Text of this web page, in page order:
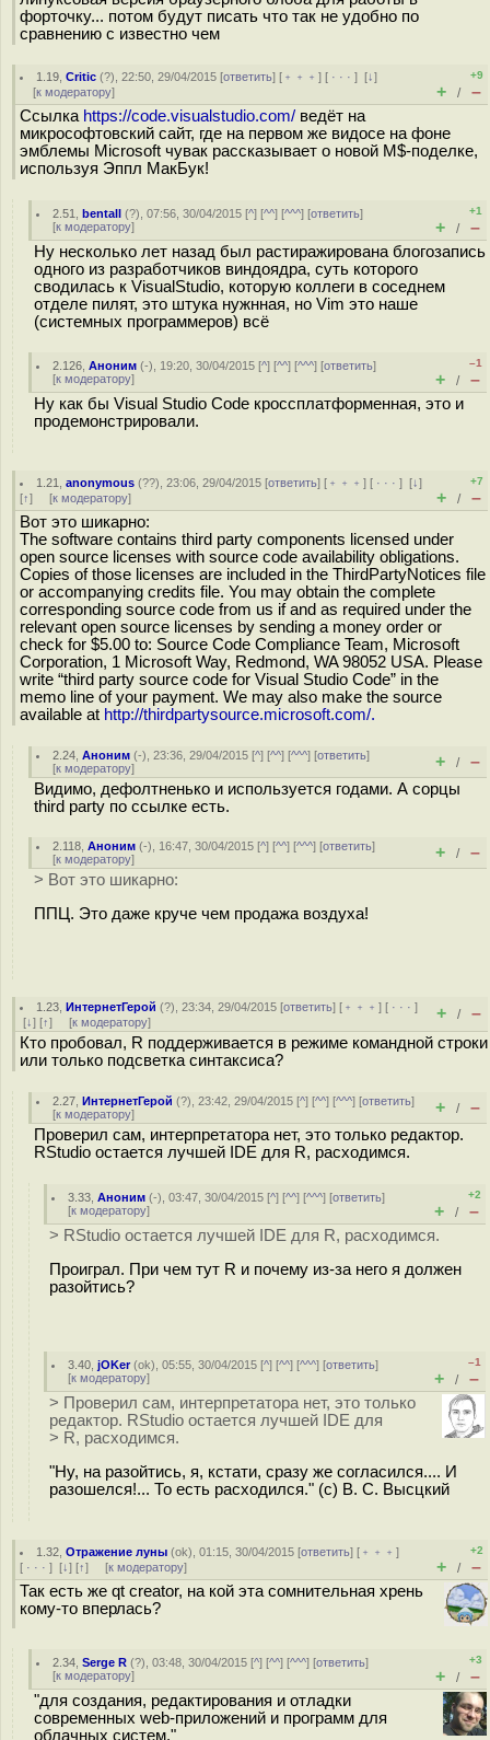
форточку... потом будут писать что так не удобно по
сравнению с известно чем
1.19 ,Critic (?), 22:50, 29/04/2015 [ответить] [ ﹢﹢﹢] [ · · ·][↓]
[к модератору]
+9
+ / –
Ссылка https://code.visualstudio.com/ ведёт на
микрософтовский сайт, где на первом же видосе на фоне
эмблемы Microsoft чувак рассказывает о новой M$-поделке,
используя Эппл МакБук!
2.51 ,bentall (?), 07:56, 30/04/2015 [^] [^^] [^^^] [ответить]
[к модератору]
+1
+ / –
Ну несколько лет назад был растиражирована блогозапись
одного из разработчиков виндоядра, суть которого
сводилась к VisualStudio, которую коллеги в соседнем
отделе пилят, это штука нужнная, но Vim это наше
(системных программеров) всё
2.126 ,Аноним (-), 19:20, 30/04/2015 [^] [^^] [^^^] [ответить]
[к модератору]
–1
+ / –
Ну как бы Visual Studio Code кроссплатформенная, это и
продемонстрировали.
1.21 ,anonymous (??), 23:06, 29/04/2015 [ответить] [ ﹢﹢﹢] [ · · ·][↓]
[↑] [к модератору]
+7
+ / –
Вот это шикарно:
The software contains third party components licensed under
open source licenses with source code availability obligations.
Copies of those licenses are included in the ThirdPartyNotices file
or accompanying credits file. You may obtain the complete
corresponding source code from us if and as required under the
relevant open source licenses by sending a money order or
check for $5.00 to: Source Code Compliance Team, Microsoft
Corporation, 1 Microsoft Way, Redmond, WA 98052 USA. Please
write “third party source code for Visual Studio Code” in the
memo line of your payment. We may also make the source
available at http://thirdpartysource.microsoft.com/.
2.24 ,Аноним (-), 23:36, 29/04/2015 [^] [^^] [^^^] [ответить]
[к модератору] + / –
Видимо, дефолтненько и используется годами. А сорцы
third party по ссылке есть.
2.118 ,Аноним (-), 16:47, 30/04/2015 [^] [^^] [^^^] [ответить]
[к модератору] + / –
> Вот это шикарно:
ППЦ. Это даже круче чем продажа воздуха!
1.23 ,ИнтернетГерой (?), 23:34, 29/04/2015 [ответить] [ ﹢﹢﹢] [ · · ·]
[↓] [↑] [к модератору] + / –
Кто пробовал, R поддерживается в режиме командной строки
или только подсветка синтаксиса?
2.27 ,ИнтернетГерой (?), 23:42, 29/04/2015 [^] [^^] [^^^] [ответить]
[к модератору] + / –
Проверил сам, интерпретатора нет, это только редактор.
RStudio остается лучшей IDE для R, расходимся.
3.33 ,Аноним (-), 03:47, 30/04/2015 [^] [^^] [^^^] [ответить]
[к модератору]
+2
+ / –
> RStudio остается лучшей IDE для R, расходимся.
Проиграл. При чем тут R и почему из-за него я должен
разойтись?
3.40 ,jOKer(ok), 05:55, 30/04/2015 [^] [^^] [^^^] [ответить]
[к модератору]
–1
+ / –
> Проверил сам, интерпретатора нет, это только
редактор. RStudio остается лучшей IDE для
> R, расходимся.
"Ну, на разойтись, я, кстати, сразу же согласился.... И
разошелся!... То есть расходился." (с) В. С. Высцкий
1.32 ,Отражение луны (ok), 01:15, 30/04/2015 [ответить] [ ﹢﹢﹢]
[ · · · ] [↓] [↑] [к модератору]
+2
+ / –
Так есть же qt creator, на кой эта сомнительная хрень
кому-то вперлась?
2.34 ,Serge R (?), 03:48, 30/04/2015 [^] [^^] [^^^] [ответить]
[к модератору]
+3
+ / –
"для создания, редактирования и отладки
современных web-приложений и программ для
облачных систем."